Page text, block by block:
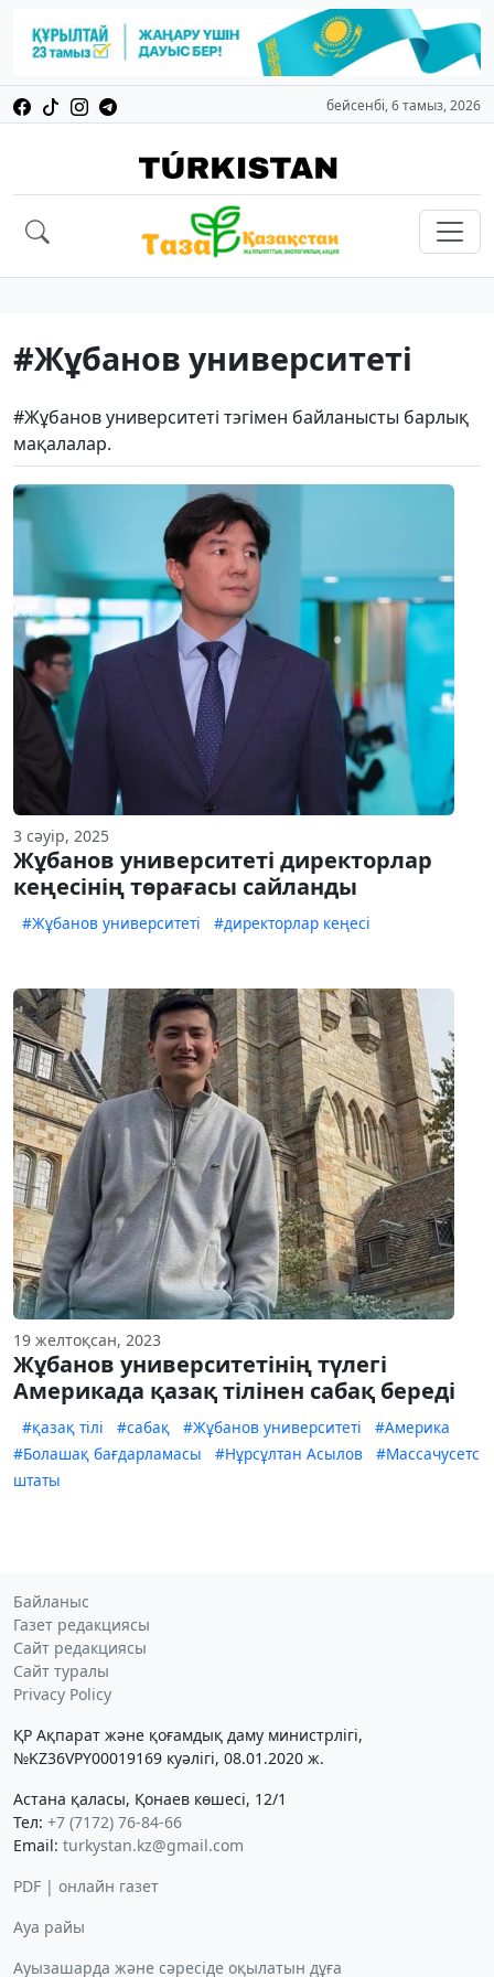
бейсенбі, 6 тамыз, 2026
#Жұбанов университеті
#Жұбанов университеті тэгімен байланысты барлық
мақалалар.
3 сәуір, 2025
Жұбанов университеті директорлар
кеңесінің төрағасы сайланды
#Жұбанов университеті #директорлар кеңесі
19 желтоқсан, 2023
Жұбанов университетінің түлегі
Америкада қазақ тілінен сабақ береді
#қазақ тілі #сабақ #Жұбанов университеті
#Америка
#Болашақ бағдарламасы
#Нұрсұлтан Асылов
#Массачусетс
штаты
Байланыс
Газет редакциясы
Сайт редакциясы
Сайт туралы
Privacy Policy
ҚР Ақпарат және қоғамдық даму министрлігі,
№KZ36VPY00019169 куәлігі, 08.01.2020 ж.
Астана қаласы, Қонаев көшесі, 12/1
Тел: +7 (7172) 76-84-66
Email: turkystan.kz@gmail.com
PDF | онлайн газет
Ауа райы
Ауызашарда және сәресіде оқылатын дұға